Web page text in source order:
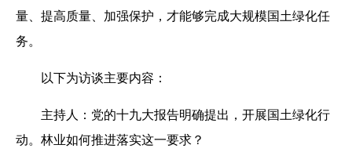
量、提高质量、加强保护，才能够完成大规模国土绿化任
务。
以下为访谈主要内容：
主持人： 党的十九大报告明确提出，开展国土绿化行
动。林业如何推进落实这一要求？